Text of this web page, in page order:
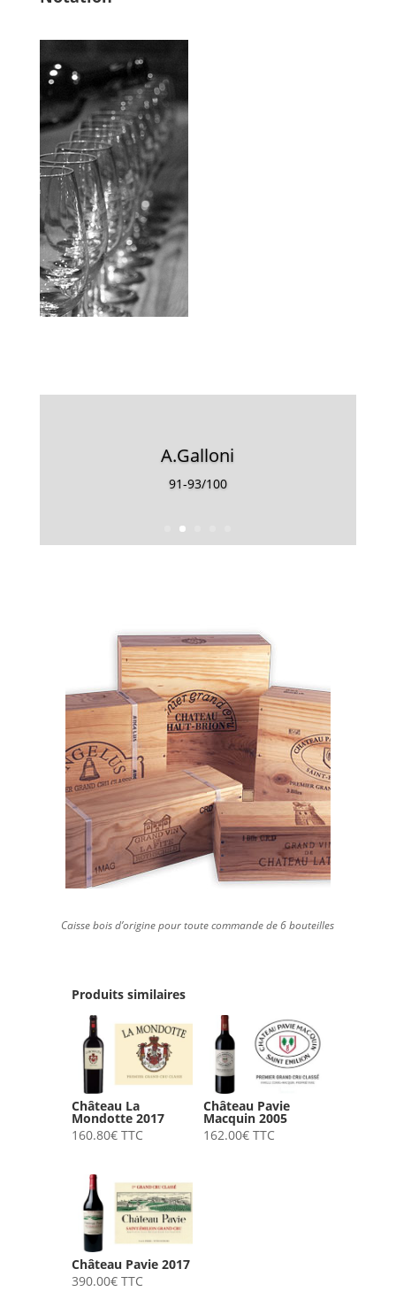
A.Galloni
91-93/100
Caisse bois d’origine pour toute commande de 6 bouteilles
Produits similaires
Château La
Mondotte 2017
160.80€ TTC
Château Pavie
Macquin 2005
162.00€ TTC
Château Pavie 2017
390.00€ TTC